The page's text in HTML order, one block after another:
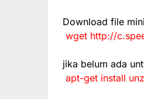
Download file
wget http://
jika belum ada
apt-get install